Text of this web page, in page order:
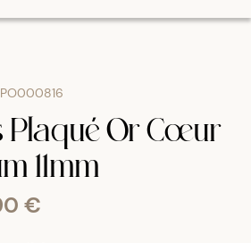
PO000816
Plaqué Or Cœur
11mm
€